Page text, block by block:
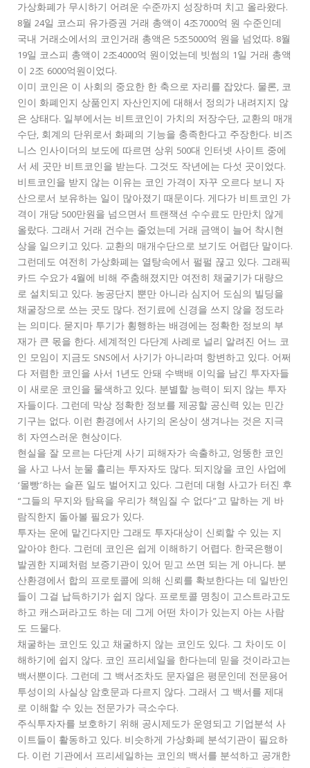
가상화폐가 무시하기 어려운 수준까지 성장하며 치고 올라왔다.
8월 24일 코스피 유가증권 거래 총액이 4조7000억 원 수준인데
국내 거래소에서의 코인거래 총액은 5조5000억 원을 넘었따. 8월
19일 코스피 총액이 2조4000억 원이었는데 빗썸의 1일 거래 총액
이 2조 6000억원이었다.
이미 코인은 이 사회의 중요한 한 축으로 자리를 잡았다. 물론, 코
인이 화폐인지 상품인지 자산인지에 대해서 정의가 내려지지 않
은 상태다. 일부에서는 비트코인이 가치의 저장수단, 교환의 매개
수단, 회계의 단위로서 화폐의 기능을 충족한다고 주장한다. 비즈
니스 인사이더의 보도에 따르면 상위 500대 인터넷 사이트 중에
서 세 곳만 비트코인을 받는다. 그것도 작년에는 다섯 곳이었다.
비트코인을 받지 않는 이유는 코인 가격이 자꾸 오르다 보니 자
산으로서 보유하는 일이 많아졌기 때문이다. 게다가 비트코인 가
격이 개당 500만원을 넘으면서 트랜잭션 수수료도 만만치 않게
올랐다. 그래서 거래 건수는 줄었는데 거래 금액이 늘어 착시현
상을 일으키고 있다. 교환의 매개수단으로 보기도 어렵단 말이다.
그런데도 여전히 가상화폐는 열탕속에서 펄펄 끊고 있다. 그래픽
카드 수요가 4월에 비해 주춤해졌지만 여전히 채굴기가 대량으
로 설치되고 있다. 농공단지 뿐만 아니라 심지어 도심의 빌딩을
채굴장으로 쓰는 곳도 많다. 전기료에 신경을 쓰지 않을 정도라
는 의미다. 묻지마 투기가 횡행하는 배경에는 정확한 정보의 부
재가 큰 몫을 한다. 세계적인 다단계 사례로 널리 알려진 어느 코
인 모임이 지금도 SNS에서 사기가 아니라며 항변하고 있다. 어쩌
다 저렴한 코인을 사서 1년도 안돼 수백배 이익을 남긴 투자자들
이 새로운 코인을 물색하고 있다. 분별할 능력이 되지 않는 투자
자들이다. 그런데 막상 정확한 정보를 제공할 공신력 있는 민간
기구는 없다. 이런 환경에서 사기의 온상이 생겨나는 것은 지극
히 자연스러운 현상이다.
현실을 잘 모르는 다단계 사기 피해자가 속출하고, 엉뚱한 코인
을 사고 나서 눈물 흘리는 투자자도 많다. 되지않을 코인 사업에
‘몰빵’하는 슬픈 일도 벌어지고 있다. 그런데 대형 사고가 터진 후
“그들의 무지와 탐욕을 우리가 책임질 수 없다”고 말하는 게 바
람직한지 돌아볼 필요가 있다.
투자는 운에 맡긴다지만 그래도 투자대상이 신뢰할 수 있는 지
알아야 한다. 그런데 코인은 쉽게 이해하기 어렵다. 한국은행이
발권한 지폐처럼 보증기관이 있어 믿고 쓰면 되는 게 아니다. 분
산환경에서 합의 프로토콜에 의해 신뢰를 확보한다는 데 일반인
들이 그걸 납득하기가 쉽지 않다. 프로토콜 명칭이 고스트라고도
하고 캐스퍼라고도 하는 데 그게 어떤 차이가 있는지 아는 사람
도 드물다.
채굴하는 코인도 있고 채굴하지 않는 코인도 있다. 그 차이도 이
해하기에 쉽지 않다. 코인 프리세일을 한다는데 믿을 것이라고는
백서뿐이다. 그런데 그 백서조차도 문자열은 평문인데 전문용어
투성이의 사실상 암호문과 다르지 않다. 그래서 그 백서를 제대
로 이해할 수 있는 전문가가 극소수다.
주식투자자를 보호하기 위해 공시제도가 운영되고 기업분석 사
이트들이 활동하고 있다. 비슷하게 가상화폐 분석기관이 필요하
다. 이런 기관에서 프리세일하는 코인의 백서를 분석하고 공개한